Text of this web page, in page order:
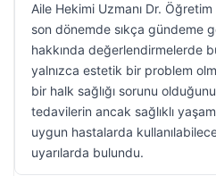
Aile Hekimi Uzmanı Dr.
son dönemde sıkça gündeme
hakkında değerlendirmelerde
yalnızca estetik bir problem
bir halk sağlığı sorunu
tedavilerin ancak sağlıklı
uygun hastalarda
uyarılarda bulundu.